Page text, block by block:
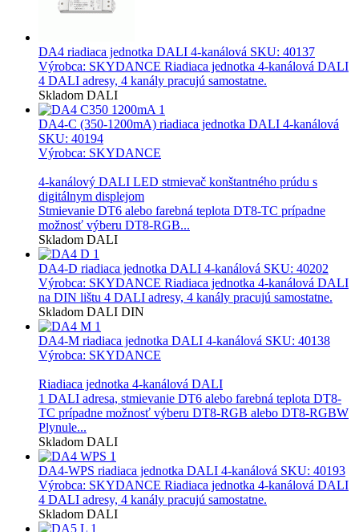
DA4 riadiaca jednotka DALI 4-kanálová SKU: 40137
Výrobca: SKYDANCE Riadiaca jednotka 4-kanálová DALI
4 DALI adresy, 4 kanály pracujú samostatne.
Skladom DALI
DA4-C (350-1200mA) riadiaca jednotka DALI 4-kanálová
SKU: 40194
Výrobca: SKYDANCE
4-kanálový DALI LED stmievač konštantného prúdu s
digitálnym displejom
Stmievanie DT6 alebo farebná teplota DT8-TC prípadne
možnosť výberu DT8-RGB...
Skladom DALI
DA4-D riadiaca jednotka DALI 4-kanálová SKU: 40202
Výrobca: SKYDANCE Riadiaca jednotka 4-kanálová DALI
na DIN lištu 4 DALI adresy, 4 kanály pracujú samostatne.
Skladom DALI DIN
DA4-M riadiaca jednotka DALI 4-kanálová SKU: 40138
Výrobca: SKYDANCE
Riadiaca jednotka 4-kanálová DALI
1 DALI adresa, stmievanie DT6 alebo farebná teplota DT8-
TC prípadne možnosť výberu DT8-RGB alebo DT8-RGBW
Plynule...
Skladom DALI
DA4-WPS riadiaca jednotka DALI 4-kanálová SKU: 40193
Výrobca: SKYDANCE Riadiaca jednotka 4-kanálová DALI
4 DALI adresy, 4 kanály pracujú samostatne.
Skladom DALI